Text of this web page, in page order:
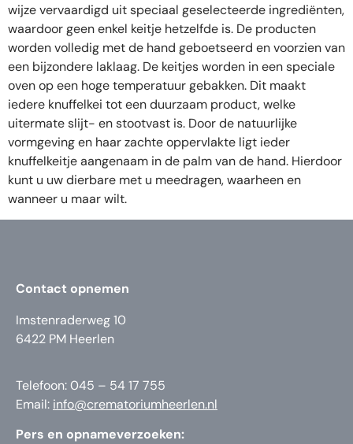
wijze vervaardigd uit speciaal geselecteerde ingrediënten,
waardoor geen enkel keitje hetzelfde is. De producten
worden volledig met de hand geboetseerd en voorzien van
een bijzondere laklaag. De keitjes worden in een speciale
oven op een hoge temperatuur gebakken. Dit maakt
iedere knuffelkei tot een duurzaam product, welke
uitermate slijt- en stootvast is. Door de natuurlijke
vormgeving en haar zachte oppervlakte ligt ieder
knuffelkeitje aangenaam in de palm van de hand. Hierdoor
kunt u uw dierbare met u meedragen, waarheen en
wanneer u maar wilt.
Contact opnemen
Imstenraderweg 10
6422 PM Heerlen
Telefoon: 045 – 54 17 755
Email: info@crematoriumheerlen.nl
Pers en opnameverzoeken: